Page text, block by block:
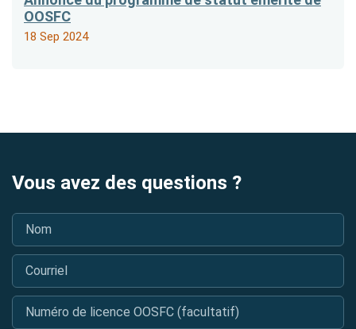
OOSFC
18 Sep 2024
Vous avez des questions ?
Nom
Courriel
Numéro de licence OOSFC (facultatif)